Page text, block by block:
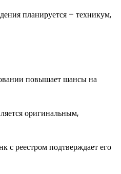
планируется – техникум,
повышает шансы на
оригинальным,
с реестром подтверждает его